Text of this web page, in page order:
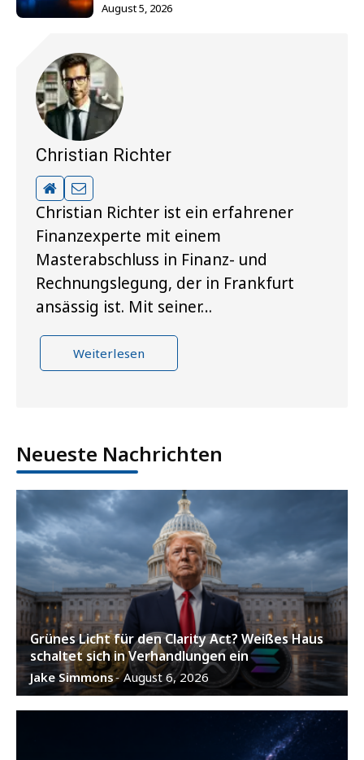
August 5, 2026
Christian Richter
Christian Richter ist ein erfahrener
Finanzexperte mit einem
Masterabschluss in Finanz- und
Rechnungslegung, der in Frankfurt
ansässig ist. Mit seiner…
Weiterlesen
Neueste Nachrichten
Grünes Licht für den Clarity Act? Weißes Haus
schaltet sich in Verhandlungen ein
Jake Simmons- August 6, 2026